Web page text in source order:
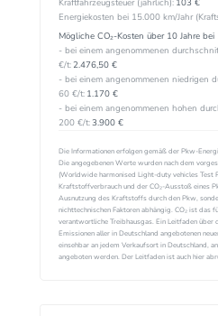
Kraftfahrzeugsteuer (jährlich): 103 €
Energiekosten bei 15.000 km/Jahr
Mögliche CO₂-Kosten über 10 Jahre bei
- bei einem angenommenen
€/t: 2.476,50 €
- bei einem angenommenen niedrigen
60 €/t: 1.170 €
- bei einem angenommenen hohen
200 €/t:3.900 €
Die Informationen erfolgen gemäß der Pkw-
Die angegebenen Werte wurden nach dem
(Worldwide harmonised Light-duty vehicles Test
Kraftstoffverbrauch und der CO₂-Ausstoß eines
Ausnutzung des Kraftstoffs durch den Pkw,
nichttechnischen Faktoren abhängig. CO₂ ist das
verantwortliche Treibhausgas. Ein Leitfaden über
Emissionen aller in Deutschland angebotenen
einsehbar an jedem Verkaufsort in Deutschland,
angeboten werden. Der Leitfaden ist auch hier